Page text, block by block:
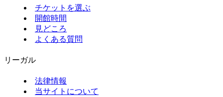
チケットを選ぶ
開館時間
見どころ
よくある質問
リーガル
法律情報
当サイトについて